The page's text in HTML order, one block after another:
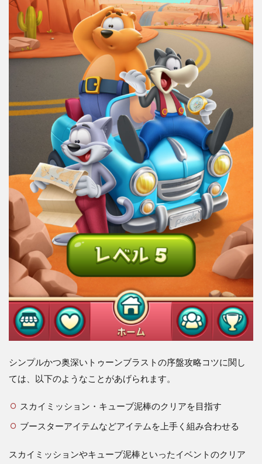
シンプルかつ奥深いトゥーンブラストの序盤攻略コツに関し
ては、以下のようなことがあげられます。
スカイミッション・キューブ泥棒のクリアを目指す
ブースターアイテムなどアイテムを上手く組み合わせる
スカイミッションやキューブ泥棒といったイベントのクリア